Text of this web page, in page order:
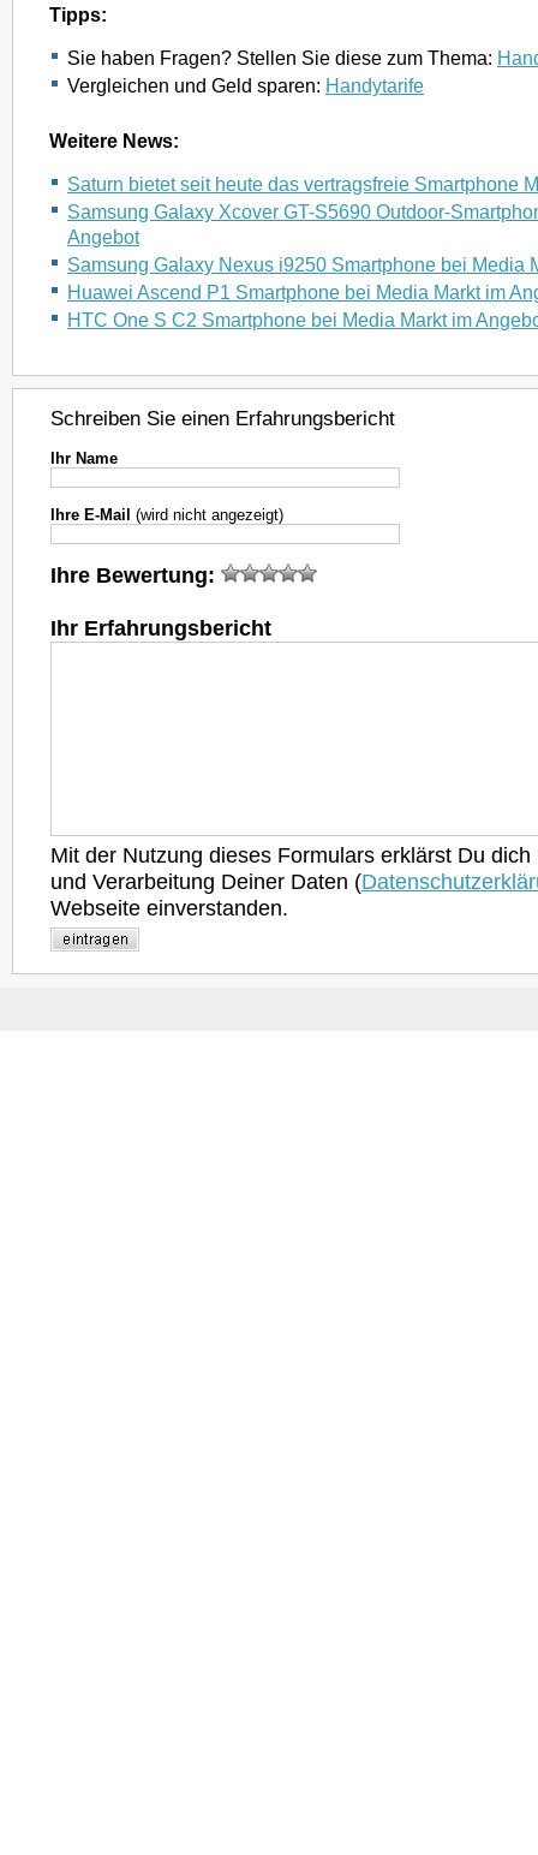
Tipps:
Sie haben Fragen? Stellen Sie diese zum Thema:
Vergleichen und Geld sparen: Handytarife
Weitere News:
Saturn bietet seit heute das vertragsfreie Smartphone
Samsung Galaxy Xcover GT-S5690 Outdoor-
Angebot
Samsung Galaxy Nexus i9250 Smartphone bei Media
Huawei Ascend P1 Smartphone bei Media Markt im
HTC One S C2 Smartphone bei Media Markt im
Schreiben Sie einen Erfahrungsbericht
Ihr Name
Ihre E-Mail (wird nicht angezeigt)
Ihre Bewertung:
Ihr Erfahrungsbericht
Mit der Nutzung dieses Formulars erklärst Du
und Verarbeitung Deiner Daten (
Webseite einverstanden.